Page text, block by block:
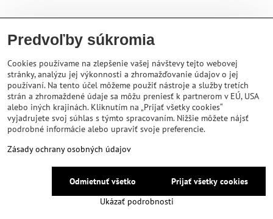
Predvoľby súkromia
Cookies používame na zlepšenie vašej návštevy tejto webovej
stránky, analýzu jej výkonnosti a zhromažďovanie údajov o jej
používaní. Na tento účel môžeme použiť nástroje a služby tretích
strán a zhromaždené údaje sa môžu preniesť k partnerom v EÚ, USA
alebo iných krajinách. Kliknutím na „Prijať všetky cookies“
vyjadrujete svoj súhlas s týmto spracovaním. Nižšie môžete nájsť
podrobné informácie alebo upraviť svoje preferencie.
Zásady ochrany osobných údajov
Ukázať podrobnosti
Prijať všetky cookies
Odmietnuť všetko